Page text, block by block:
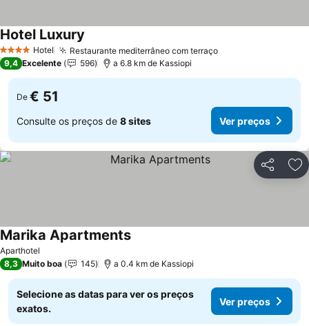
4 EstrelasHotel Restaurante mediterrâneo com terraço
Hotel Luxury
9,4 Excelente 596 a 6.8 km de Kassiopi
De € 51
Consulte os preços de 8 sites Ver preços
Partilhar
Aparthotel
Marika Apartments
8,3 Muito boa 145 a 0.4 km de Kassiopi
Selecione as datas para ver os preços
exatos.
Ver preços